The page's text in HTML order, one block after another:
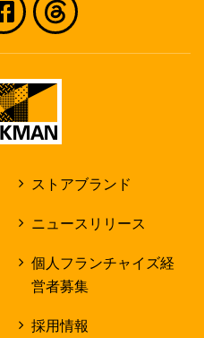
ストアブランド
ニュースリリース
個人フランチャイズ経
営者募集
採用情報